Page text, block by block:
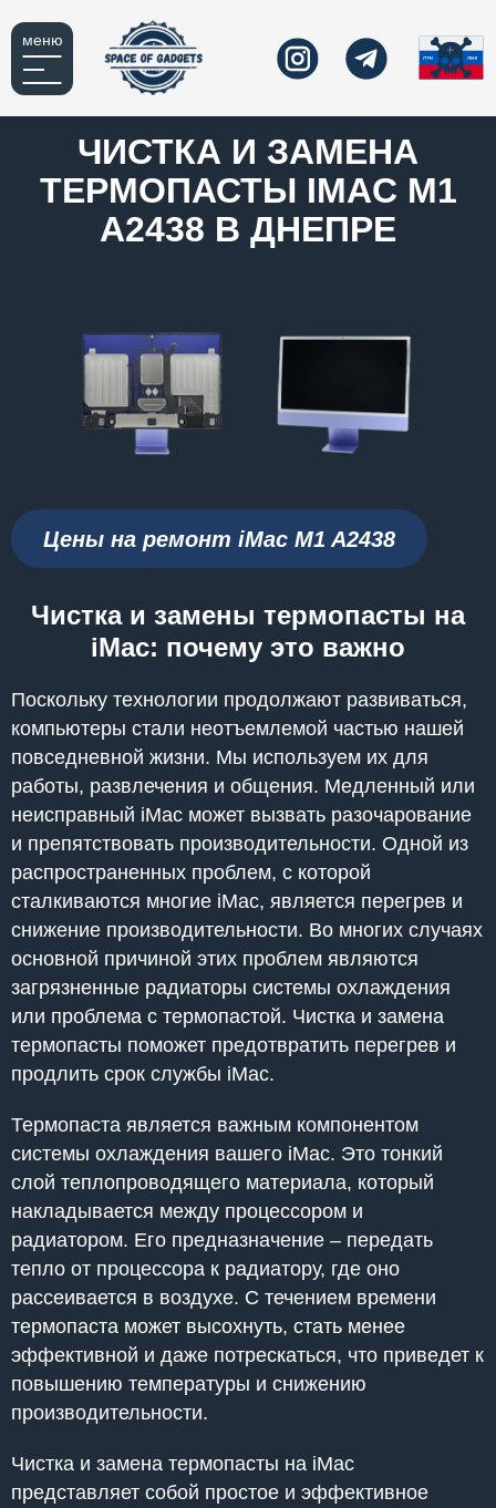
меню
ЧИСТКА И ЗАМЕНА
ТЕРМОПАСТЫ IMAC M1
A2438 В ДНЕПРЕ
Цены на ремонт iMac M1 A2438
Чистка и замены термопасты на
iMac: почему это важно
Поскольку технологии продолжают развиваться,
компьютеры стали неотъемлемой частью нашей
повседневной жизни. Мы используем их для
работы, развлечения и общения. Медленный или
неисправный iMac может вызвать разочарование
и препятствовать производительности. Одной из
распространенных проблем, с которой
сталкиваются многие iMac, является перегрев и
снижение производительности. Во многих случаях
основной причиной этих проблем являются
загрязненные радиаторы системы охлаждения
или проблема с термопастой. Чистка и замена
термопасты поможет предотвратить перегрев и
продлить срок службы iMac.
Термопаста является важным компонентом
системы охлаждения вашего iMac. Это тонкий
слой теплопроводящего материала, который
накладывается между процессором и
радиатором. Его предназначение – передать
тепло от процессора к радиатору, где оно
рассеивается в воздухе. С течением времени
термопаста может высохнуть, стать менее
эффективной и даже потрескаться, что приведет к
повышению температуры и снижению
производительности.
Чистка и замена термопасты на iMac
представляет собой простое и эффективное